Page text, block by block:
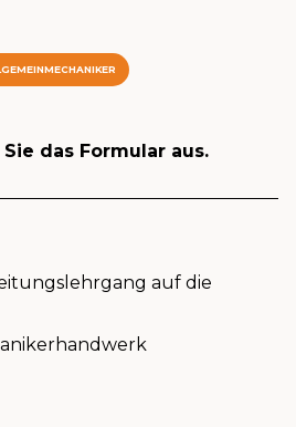
das Formular aus.
auf die